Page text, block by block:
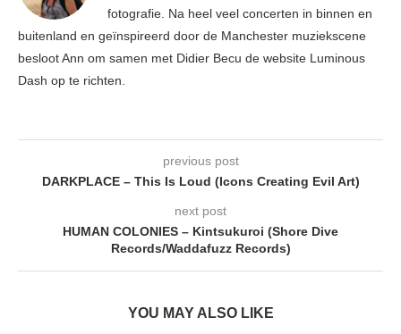
fotografie. Na heel veel concerten in binnen en
buitenland en geïnspireerd door de Manchester muziekscene
besloot Ann om samen met Didier Becu de website Luminous
Dash op te richten.
previous post
DARKPLACE – This Is Loud (Icons Creating Evil Art)
next post
HUMAN COLONIES – Kintsukuroi (Shore Dive
Records/Waddafuzz Records)
YOU MAY ALSO LIKE